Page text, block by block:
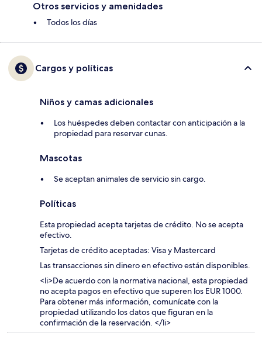
Otros servicios y amenidades
Todos los días
Cargos y políticas
Niños y camas adicionales
Los huéspedes deben contactar con anticipación a la
propiedad para reservar cunas.
Mascotas
Se aceptan animales de servicio sin cargo.
Políticas
Esta propiedad acepta tarjetas de crédito. No se acepta
efectivo.
Tarjetas de crédito aceptadas: Visa y Mastercard
Las transacciones sin dinero en efectivo están disponibles.
<li>De acuerdo con la normativa nacional, esta propiedad
no acepta pagos en efectivo que superen los EUR 1000.
Para obtener más información, comunícate con la
propiedad utilizando los datos que figuran en la
confirmación de la reservación. </li>